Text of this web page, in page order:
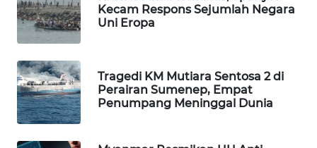
Kecam Respons Sejumlah Negara
Uni Eropa
Tragedi KM Mutiara Sentosa 2 di
Perairan Sumenep, Empat
Penumpang Meninggal Dunia
WAHANA
PERSONA
WAHANA
OTOMOTIF
WAHANA
HEALTH